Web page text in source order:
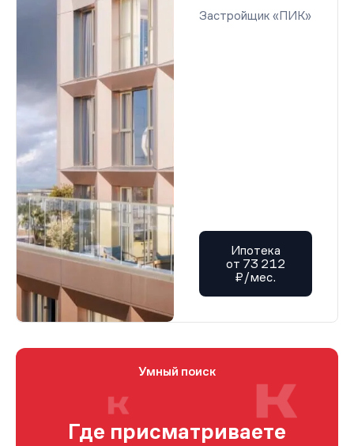
Застройщик «ПИК»
Ипотека
от 73 212
₽/мес.
Умный поиск
Где присматриваете